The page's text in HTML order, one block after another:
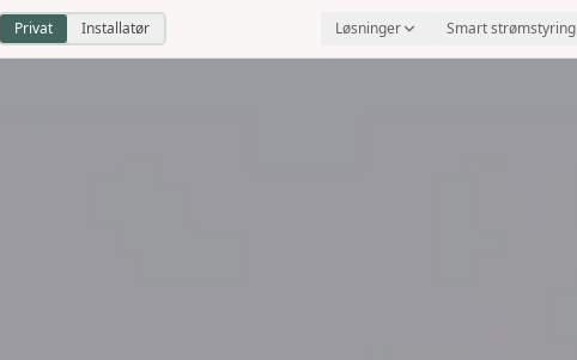
Privat Installatør Løsninger Smart strømstyring